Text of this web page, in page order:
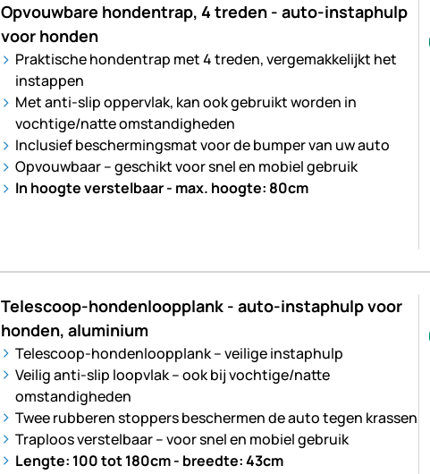
Opvouwbare hondentrap, 4 treden - auto-instaphulp
voor honden
Praktische hondentrap met 4 treden, vergemakkelijkt het
instappen
Met anti-slip oppervlak, kan ook gebruikt worden in
vochtige/natte omstandigheden
Inclusief beschermingsmat voor de bumper van uw auto
Opvouwbaar – geschikt voor snel en mobiel gebruik
In hoogte verstelbaar - max. hoogte: 80cm
Telescoop-hondenloopplank - auto-instaphulp voor
honden, aluminium
Telescoop-hondenloopplank – veilige instaphulp
Veilig anti-slip loopvlak – ook bij vochtige/natte
omstandigheden
Twee rubberen stoppers beschermen de auto tegen krassen
Traploos verstelbaar – voor snel en mobiel gebruik
Lengte: 100 tot 180cm - breedte: 43cm